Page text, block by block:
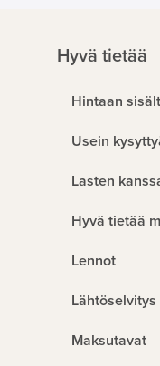
Hyvä tietää
Hintaan
Usein
Lasten
Hyvä tietää
Lennot
Lähtöselvitys
Maksutavat